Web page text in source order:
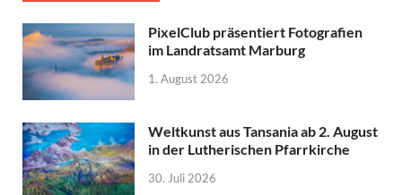
PixelClub präsentiert Fotografien
im Landratsamt Marburg
1. August 2026
Weltkunst aus Tansania ab 2. August
in der Lutherischen Pfarrkirche
30. Juli 2026